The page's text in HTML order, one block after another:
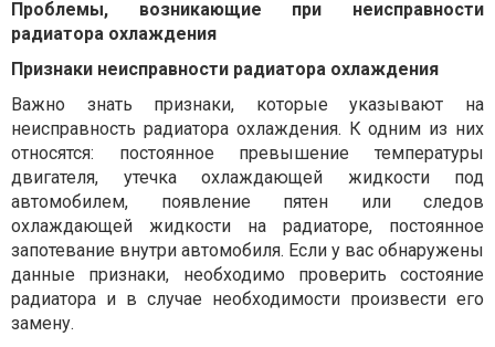
Проблемы, возникающие при неисправности
радиатора охлаждения
Признаки неисправности радиатора охлаждения
Важно знать признаки, которые указывают на
неисправность радиатора охлаждения. К одним из них
относятся: постоянное превышение температуры
двигателя, утечка охлаждающей жидкости под
автомобилем, появление пятен или следов
охлаждающей жидкости на радиаторе, постоянное
запотевание внутри автомобиля. Если у вас обнаружены
данные признаки, необходимо проверить состояние
радиатора и в случае необходимости произвести его
замену.